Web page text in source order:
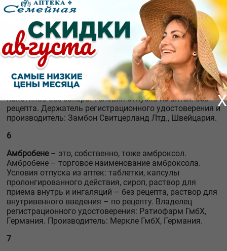
секрета: бронхит, трахеит, бронхиолит, пневмония,
бронхоэктатическая болезнь, муковисцидоз, абсцесс
лёгких, эмфизема лёгких, ларинготрахеит,
интерстициальные заболевания лёгких, ателектаз
лёгкого (вследствие закупорки бронхов слизистой
пробкой). Данный лекарственный препарат разжижает
мокроту, увеличивает её объём и облегчает её
отделение. Препарат сохраняет активность при
гнойной мокроте, слизисто-гнойной и слизистой
мокроте. Выпускается в виде шипучих таблеток и
пакетиков без сахара. Условия отпуска из аптек: без
рецепта. Держатель регистрационного удостоверения и
производитель: Замбон Свитцерланд Лтд., Швейцария.
6
Амбробене– это, собственно, тоже амброксол.
Амбробене – торговое наименование амброксола.
Условия отпуска из аптек: таблетки, капсулы
пролонгированного действия, сироп, раствор для
приема внутрь и ингаляций – без рецепта, раствор для
внутривенного введения – по рецепту. Владелец
регистрационного удостоверения: Ратиофарм ГмбХ,
Германия. Производитель: Меркле ГмбХ, Германия.
7
X